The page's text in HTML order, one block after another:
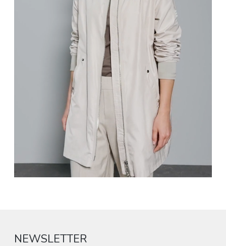
NEWSLETTER